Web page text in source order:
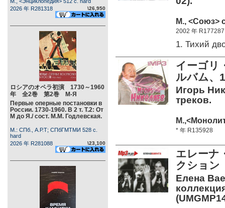
2026 年 R281318
\26,950
ロシアのオペラ初演 1730～1960
年 全2巻 第2巻 М-Я
Первые оперные постановки в
России. 1730-1960. В 2 т. Т.2: От
М до Я./ сост. М.М. Годлевская.
М.: СПб., А.Р.Т; СПбГМТМИ 528 c.
hard
2026 年 R281088
\23,100
М., <Союз>
2002 年 R177287
1. Тихий
イーゴ
ルバム、
Игорь
треков.
* 年 R135928
エレーナ
クション
Елена